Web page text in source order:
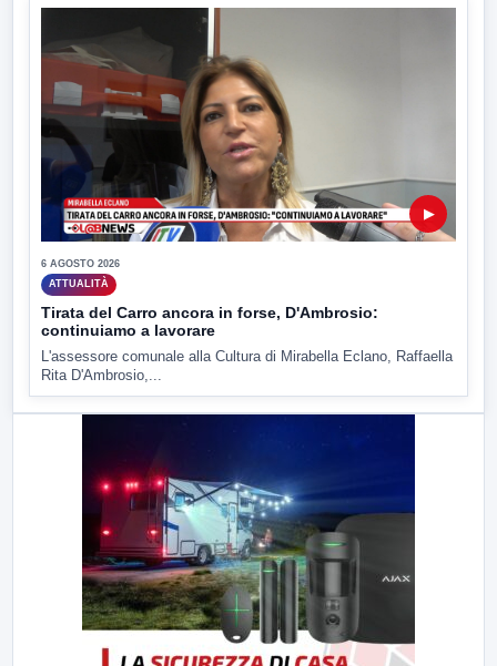
▶
6 AGOSTO 2026
ATTUALITÀ
Tirata del Carro ancora in forse, D'Ambrosio:
continuiamo a lavorare
L'assessore comunale alla Cultura di Mirabella Eclano, Raffaella
Rita D'Ambrosio,...